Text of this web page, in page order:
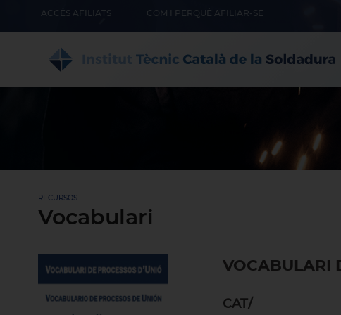
ACCÉS AFILIATS COM I PERQUÈ AFILIAR-SE
RECURSOS
Vocabulari
VOCABULARI
CAT/